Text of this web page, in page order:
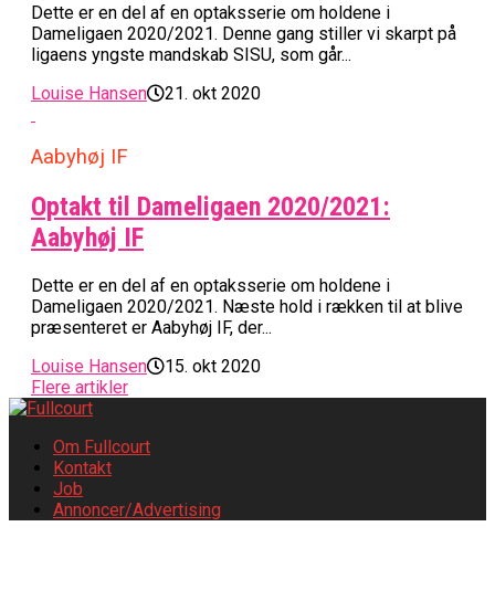
Dette er en del af en optaksserie om holdene i
Dameligaen 2020/2021. Denne gang stiller vi skarpt på
ligaens yngste mandskab SISU, som går...
Louise Hansen
21. okt 2020
Aabyhøj IF
Optakt til Dameligaen 2020/2021:
Aabyhøj IF
Dette er en del af en optaksserie om holdene i
Dameligaen 2020/2021. Næste hold i rækken til at blive
præsenteret er Aabyhøj IF, der...
Louise Hansen
15. okt 2020
Flere artikler
Om Fullcourt
Kontakt
Job
Annoncer/Advertising